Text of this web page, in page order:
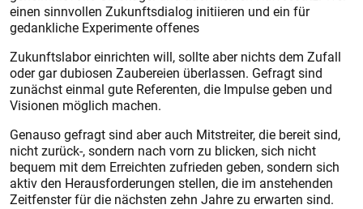
einen sinnvollen Zukunftsdialog initiieren und ein für
gedankliche Experimente offenes
Zukunftslabor einrichten will, sollte aber nichts dem Zufall
oder gar dubiosen Zaubereien überlassen. Gefragt sind
zunächst einmal gute Referenten, die Impulse geben und
Visionen möglich machen.
Genauso gefragt sind aber auch Mitstreiter, die bereit sind,
nicht zurück-, sondern nach vorn zu blicken, sich nicht
bequem mit dem Erreichten zufrieden geben, sondern sich
aktiv den Herausforderungen stellen, die im anstehenden
Zeitfenster für die nächsten zehn Jahre zu erwarten sind.